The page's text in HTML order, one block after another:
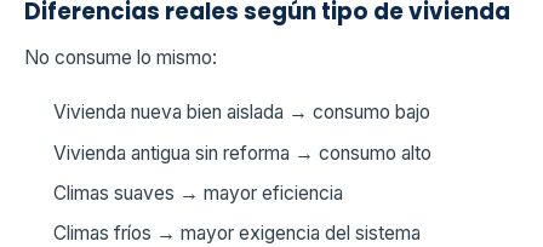
Diferencias reales según tipo de vivienda
No consume lo mismo:
Vivienda nueva bien aislada → consumo bajo
Vivienda antigua sin reforma → consumo alto
Climas suaves → mayor eficiencia
Climas fríos → mayor exigencia del sistema